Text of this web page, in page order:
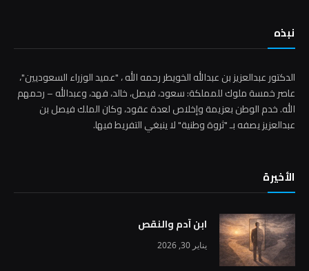
نبذه
الدكتور عبدالعزيز بن عبدالله الخويطر رحمه الله ، "عميد الوزراء السعوديين"،
عاصر خمسة ملوك للمملكة: سعود، فيصل، خالد، فهد، وعبدالله – رحمهم
الله. خدم الوطن بعزيمة وإخلاص لعدة عقود، وكان الملك فيصل بن
عبدالعزيز يصفه بـ "ثروة وطنية" لا ينبغي التفريط فيها.
الأخيرة
ابن آدم والنقص
يناير 30, 2026